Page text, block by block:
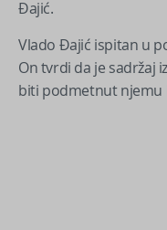
Đajić.
Vlado Đajić ispitan u
On tvrdi da je sadržaj
biti podmetnut njemu